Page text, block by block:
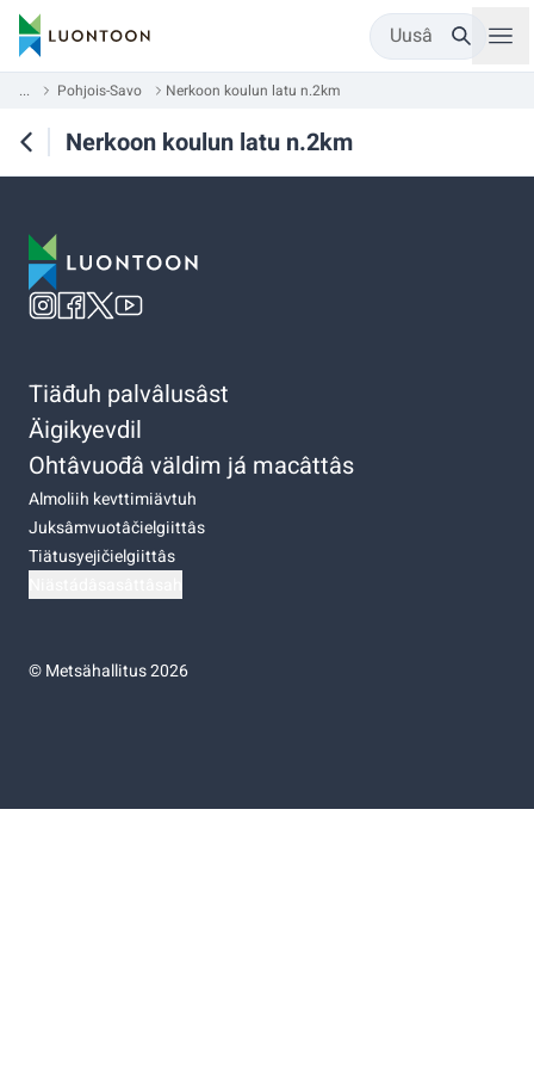
Uusâ
... Pohjois-Savo Nerkoon koulun latu n.2km
Nerkoon koulun latu n.2km
Tiäđuh palvâlusâst
Äigikyevdil
Ohtâvuođâ väldim já macâttâs
Almoliih kevttimiävtuh
Juksâmvuotâčielgiittâs
Tiätusyejičielgiittâs
©Metsähallitus 2026